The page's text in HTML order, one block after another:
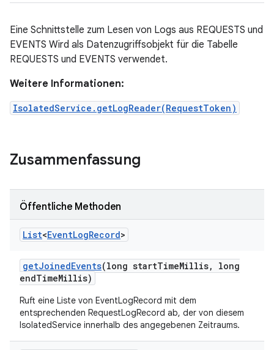
Eine Schnittstelle zum Lesen von Logs aus REQUESTS und
EVENTS Wird als Datenzugriffsobjekt für die Tabelle
REQUESTS und EVENTS verwendet.
Weitere Informationen:
IsolatedService.getLogReader(RequestToken)
Zusammenfassung
Öffentliche Methoden
List<EventLogRecord>
getJoinedEvents(long startTimeMillis,
long
endTimeMillis)
Ruft eine Liste von EventLogRecord mit dem
entsprechenden RequestLogRecord ab, der von diesem
IsolatedService innerhalb des angegebenen Zeitraums.